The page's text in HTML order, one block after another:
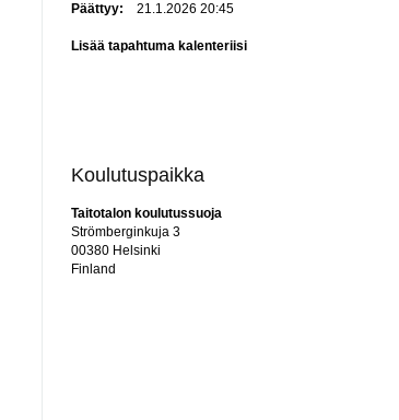
Päättyy:
21.1.2026 20:45
Lisää tapahtuma kalenteriisi
Koulutuspaikka
Taitotalon koulutussuoja
Strömberginkuja 3
00380 Helsinki
Finland